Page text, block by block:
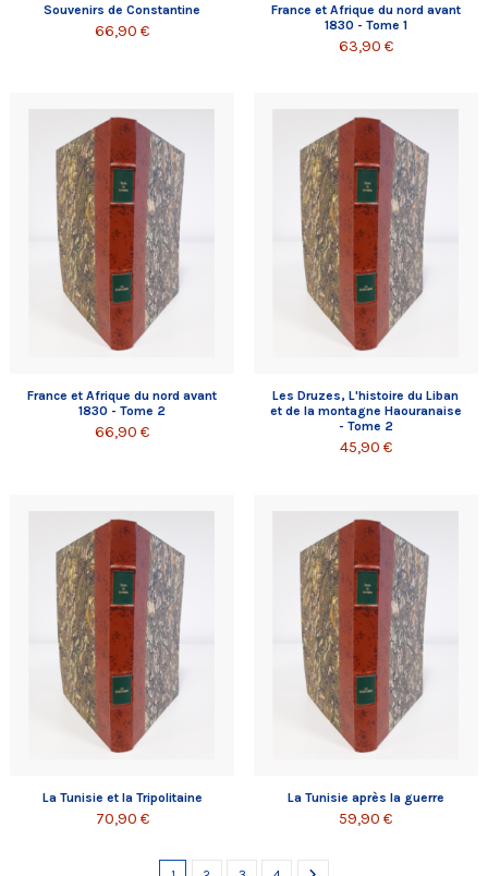
Souvenirs de Constantine
66,90 €
France et Afrique du nord avant
1830 - Tome 1
63,90 €
France et Afrique du nord avant
1830 - Tome 2
66,90 €
Les Druzes, L'histoire du Liban
et de la montagne Haouranaise
- Tome 2
45,90 €
La Tunisie et la Tripolitaine
70,90 €
La Tunisie après la guerre
59,90 €